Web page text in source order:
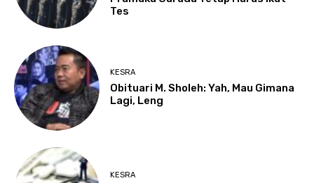
Tes
KESRA
Obituari M. Sholeh: Yah, Mau Gimana
Lagi, Leng
KESRA